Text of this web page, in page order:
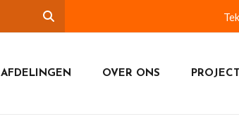
AFDELINGEN OVER ONS